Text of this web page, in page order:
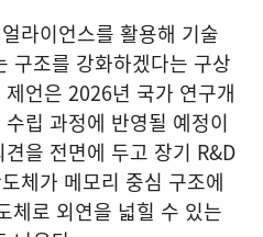
라이언스를 활용해 기술
구조를 강화하겠다는 구상
언은 2026년 국가 연구개
립 과정에 반영될 예정이
을 전면에 두고 장기 R&D
체가 메모리 중심 구조에
체로 외연을 넓힐 수 있는